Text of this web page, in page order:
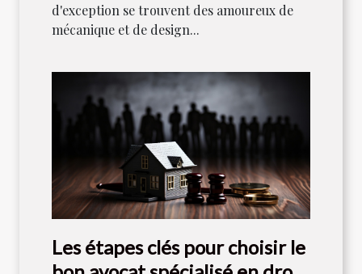
d'exception se trouvent des amoureux de
mécanique et de design...
Les étapes clés pour choisir le